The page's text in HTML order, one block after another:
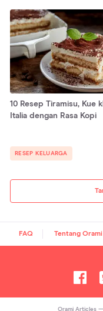
10 Resep Tiramisu, Kue
Italia dengan Rasa Kopi
RESEP KELUARGA
FAQ Tentang Orami
Orami Articles